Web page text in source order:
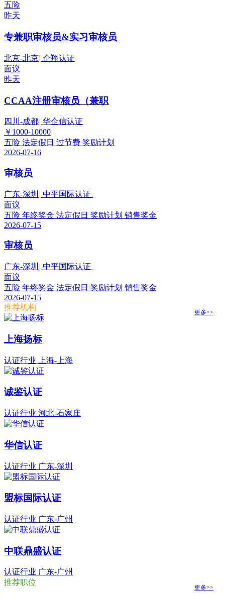
五险
昨天
专兼职审核员&实习审核员
北京-北京| 企翔认证
面议
昨天
CCAA注册审核员（兼职
四川-成都| 华企信认证
￥1000-10000
五险 法定假日 过节费 奖励计划
2026-07-16
审核员
广东-深圳 | 中平国际认证
面议
五险 年终奖金 法定假日 奖励计划 销售奖金
2026-07-15
审核员
广东-深圳 | 中平国际认证
面议
五险 年终奖金 法定假日 奖励计划 销售奖金
2026-07-15
推荐机构
更多>>
上海扬标
认证行业 上海-上海
诚鉴认证
认证行业 河北-石家庄
华信认证
认证行业 广东-深圳
盟标国际认证
认证行业 广东-广州
中联鼎盛认证
认证行业 广东-广州
推荐职位
更多>>